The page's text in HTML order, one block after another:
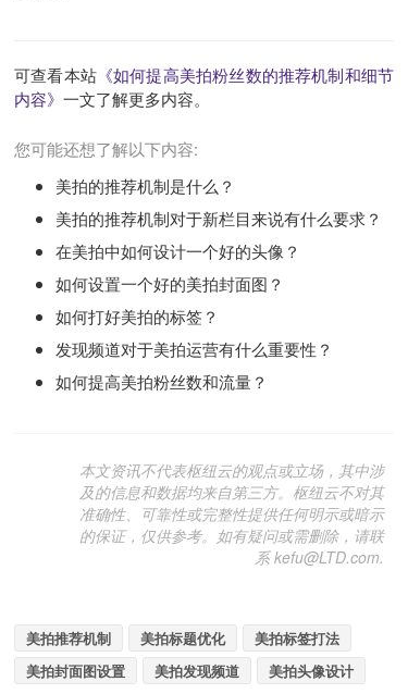
可查看本站《如何提高美拍粉丝数的推荐机制和细节
内容》 一文了解更多内容。
您可能还想了解以下内容:
美拍的推荐机制是什么？
美拍的推荐机制对于新栏目来说有什么要求？
在美拍中如何设计一个好的头像？
如何设置一个好的美拍封面图？
如何打好美拍的标签？
发现频道对于美拍运营有什么重要性？
如何提高美拍粉丝数和流量？
本文资讯不代表枢纽云的观点或立场，其中涉
及的信息和数据均来自第三方。枢纽云不对其
准确性、可靠性或完整性提供任何明示或暗示
的保证，仅供参考。如有疑问或需删除，请联
系 kefu@LTD.com.
美拍推荐机制 美拍标题优化
美拍标签打法
美拍封面图设置
美拍发现频道 美拍头像设计